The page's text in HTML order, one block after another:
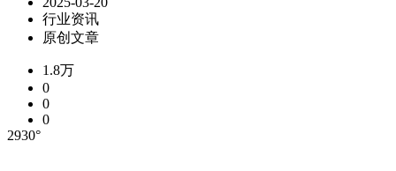
行业资讯
原创文章
1.8万
0
0
0
2930°